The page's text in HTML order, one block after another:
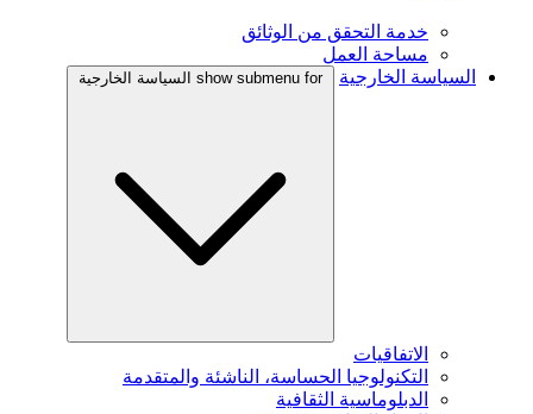
خدمة التحقق من الوثائق
مساحة العمل
السياسة الخارجية
show submenu for السياسة الخارجية
الاتفاقيات
التكنولوجيا الحساسة، الناشئة والمتقدمة
الدبلوماسية الثقافية